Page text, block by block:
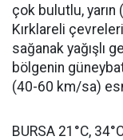
çok bulutlu,
Kırklareli
sağanak yağışlı
bölgenin
(40-60 km/sa)
BURSA 21°C,